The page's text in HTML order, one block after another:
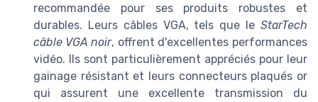
recommandée pour ses produits robustes et
durables. Leurs câbles VGA, tels que le StarTech
câble VGA noir, offrent d'excellentes performances
vidéo. Ils sont particulièrement appréciés pour leur
gainage résistant et leurs connecteurs plaqués or
qui assurent une excellente transmission du